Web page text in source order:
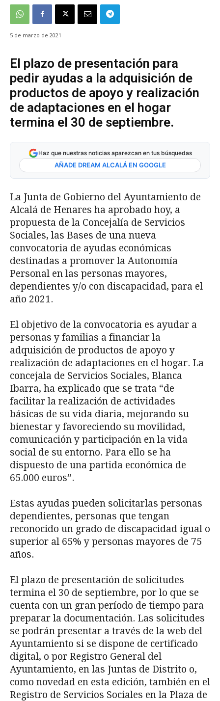
5 de marzo de 2021
El plazo de presentación para
pedir ayudas a la adquisición de
productos de apoyo y realización
de adaptaciones en el hogar
termina el 30 de septiembre.
Haz que nuestras noticias aparezcan en tus búsquedas
AÑADE DREAM ALCALÁ EN GOOGLE
La Junta de Gobierno del Ayuntamiento de
Alcalá de Henares ha aprobado hoy, a
propuesta de la Concejalía de Servicios
Sociales, las Bases de una nueva
convocatoria de ayudas económicas
destinadas a promover la Autonomía
Personal en las personas mayores,
dependientes y/o con discapacidad, para el
año 2021.
El objetivo de la convocatoria es ayudar a
personas y familias a financiar la
adquisición de productos de apoyo y
realización de adaptaciones en el hogar. La
concejala de Servicios Sociales, Blanca
Ibarra, ha explicado que se trata “de
facilitar la realización de actividades
básicas de su vida diaria, mejorando su
bienestar y favoreciendo su movilidad,
comunicación y participación en la vida
social de su entorno. Para ello se ha
dispuesto de una partida económica de
65.000 euros”.
Estas ayudas pueden solicitarlas personas
dependientes, personas que tengan
reconocido un grado de discapacidad igual o
superior al 65% y personas mayores de 75
años.
El plazo de presentación de solicitudes
termina el 30 de septiembre, por lo que se
cuenta con un gran período de tiempo para
preparar la documentación. Las solicitudes
se podrán presentar a través de la web del
Ayuntamiento si se dispone de certificado
digital, o por Registro General del
Ayuntamiento, en las Juntas de Distrito o,
como novedad en esta edición, también en el
Registro de Servicios Sociales en la Plaza de